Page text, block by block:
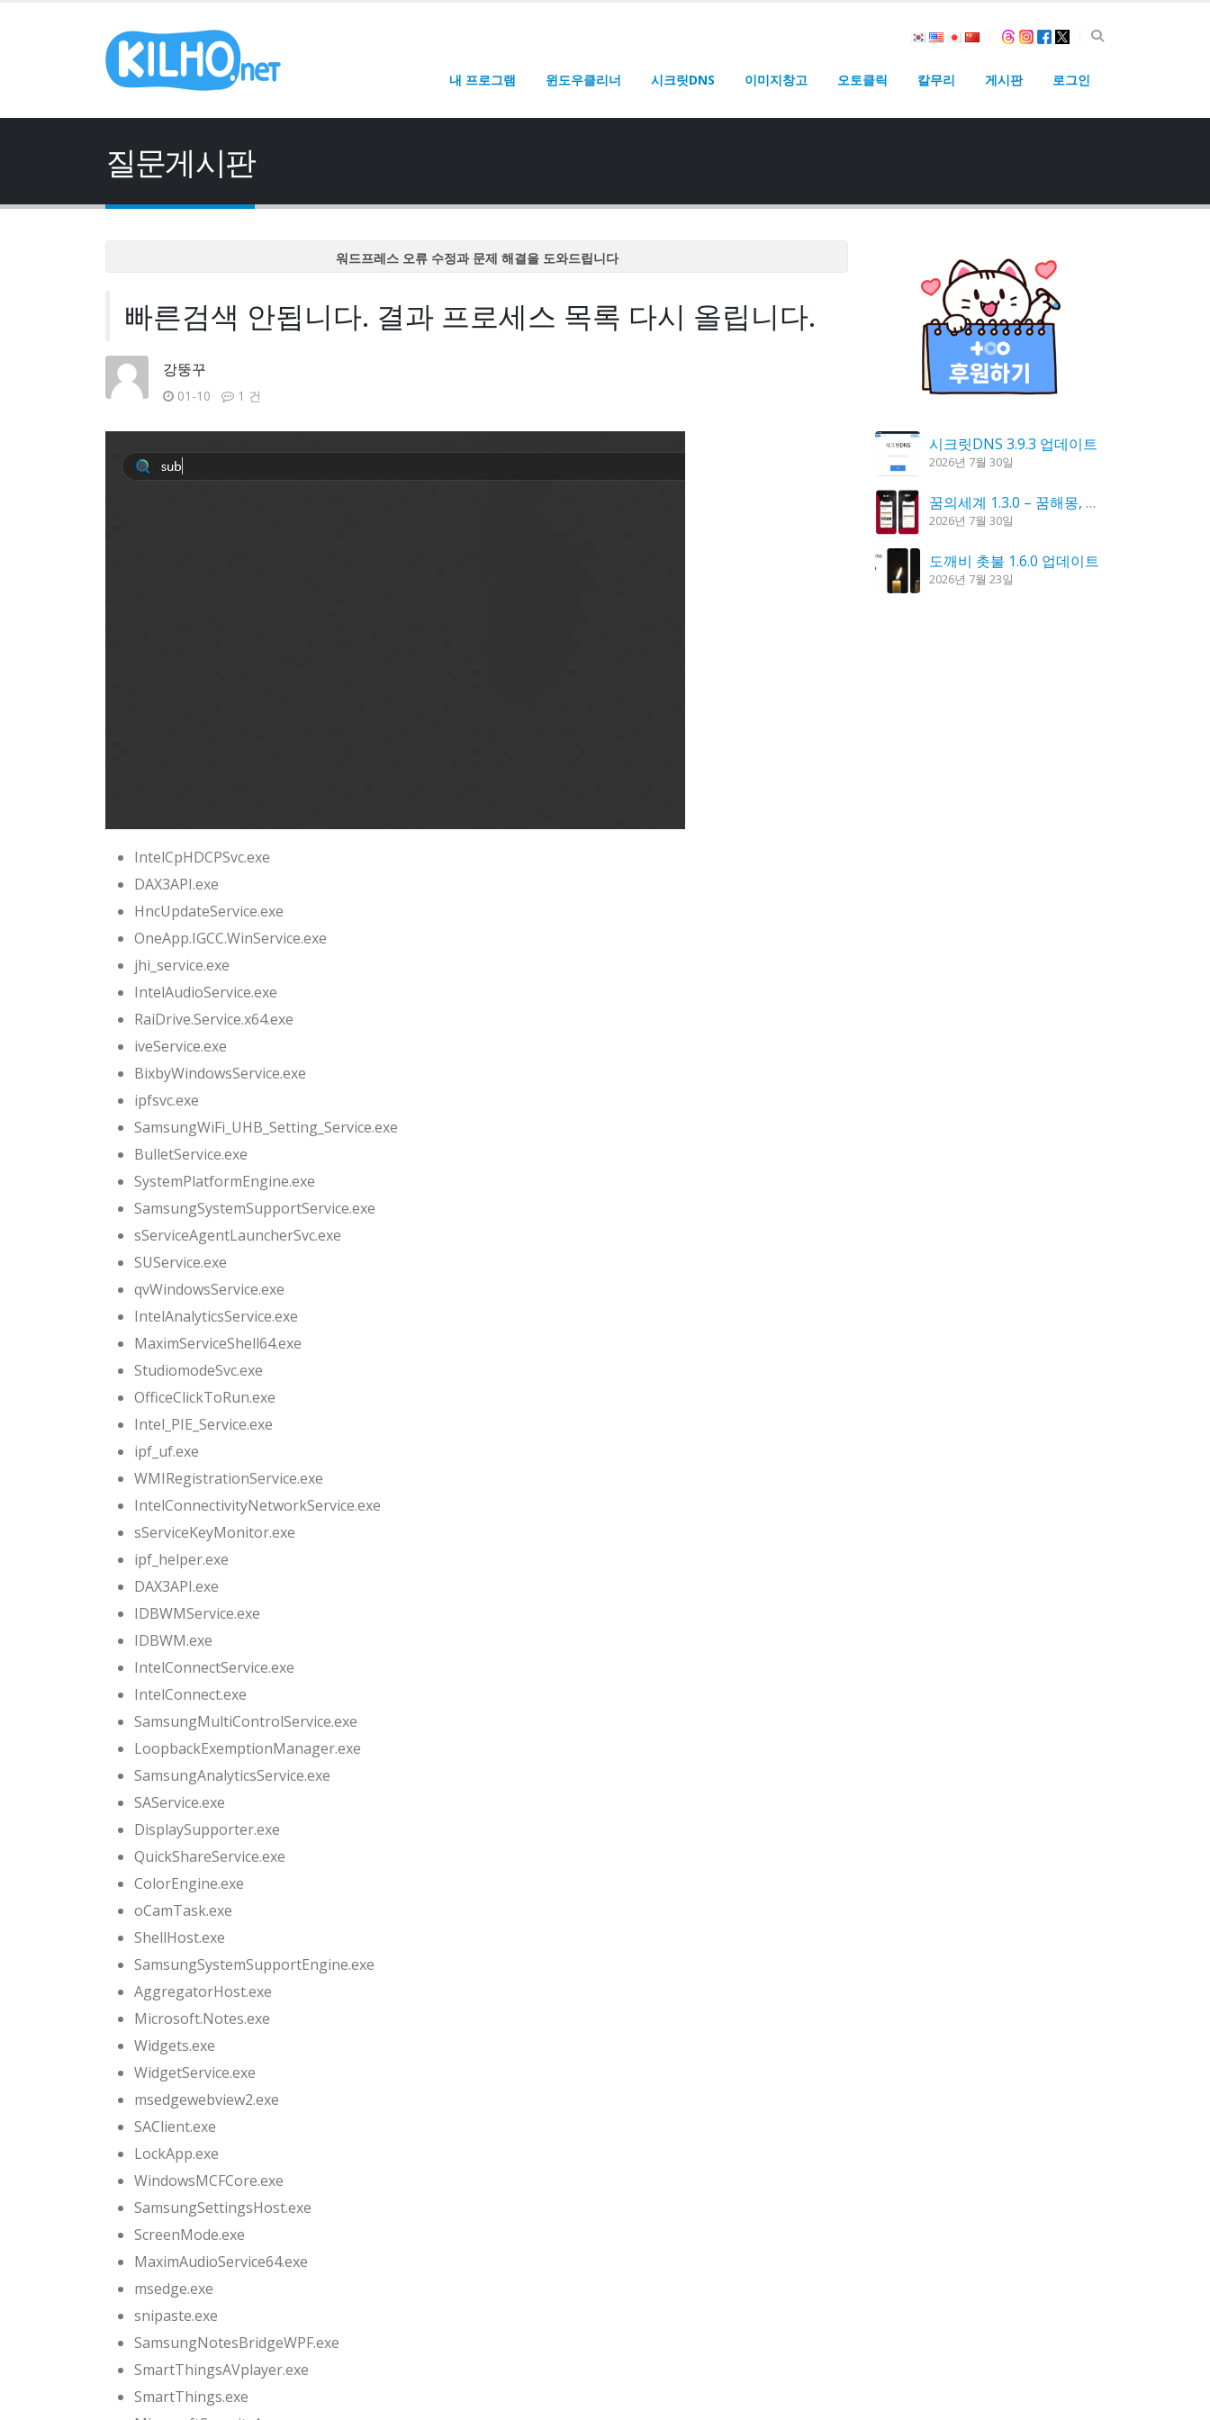
내 프로그램 윈도우클리너 시크릿DNS 이미지창고 오토클릭 칼무리 게시판 로그인
질문게시판
워드프레스 오류 수정과 문제 해결을 도와드립니다
워드프레스 오류 수정과 문제 해결을 도와드립니다
빠른검색 안됩니다. 결과 프로세스 목록 다시 올립니다.
강뚱꾸
01-10 1 건
IntelCpHDCPSvc.exe
DAX3API.exe
HncUpdateService.exe
OneApp.IGCC.WinService.exe
jhi_service.exe
IntelAudioService.exe
RaiDrive.Service.x64.exe
iveService.exe
BixbyWindowsService.exe
ipfsvc.exe
SamsungWiFi_UHB_Setting_Service.exe
BulletService.exe
SystemPlatformEngine.exe
SamsungSystemSupportService.exe
sServiceAgentLauncherSvc.exe
SUService.exe
qvWindowsService.exe
IntelAnalyticsService.exe
MaximServiceShell64.exe
StudiomodeSvc.exe
OfficeClickToRun.exe
Intel_PIE_Service.exe
ipf_uf.exe
WMIRegistrationService.exe
IntelConnectivityNetworkService.exe
sServiceKeyMonitor.exe
ipf_helper.exe
DAX3API.exe
IDBWMService.exe
IDBWM.exe
IntelConnectService.exe
IntelConnect.exe
SamsungMultiControlService.exe
LoopbackExemptionManager.exe
SamsungAnalyticsService.exe
SAService.exe
DisplaySupporter.exe
QuickShareService.exe
ColorEngine.exe
oCamTask.exe
ShellHost.exe
SamsungSystemSupportEngine.exe
AggregatorHost.exe
Microsoft.Notes.exe
Widgets.exe
WidgetService.exe
msedgewebview2.exe
SAClient.exe
LockApp.exe
WindowsMCFCore.exe
SamsungSettingsHost.exe
ScreenMode.exe
MaximAudioService64.exe
msedge.exe
snipaste.exe
SamsungNotesBridgeWPF.exe
SmartThingsAVplayer.exe
SmartThings.exe
시크릿DNS 3.9.3 업데이트
2026년 7월 30일
꿈의세계 1.3.0 – 꿈해몽, 꿈풀이
2026년 7월 30일
도깨비 촛불 1.6.0 업데이트
2026년 7월 23일